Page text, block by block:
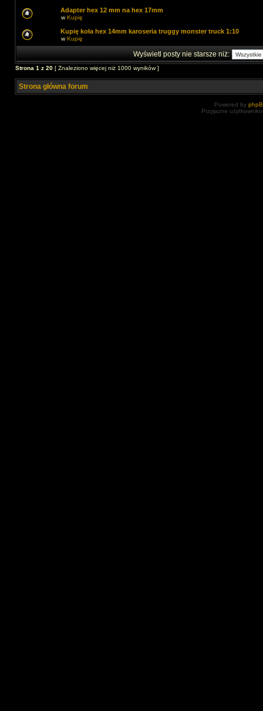
Adapter hex 12 mm na hex 17mm
wKupię
Kupię koła hex 14mm karoseria truggy monster truck 1:10
wKupię
Wyświetl posty nie starsze niż:
Strona 1 z 20 [ Znaleziono więcej niż 1000 wyników ]
Strona główna forum
Powered by
Przyjazne